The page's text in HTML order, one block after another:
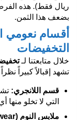
ريال فقط). هذه
بضعف هذا الثمن.
أقسام نعومي
التخفيضات
خلال متابعتنا لـ
تشهد إقبالاً كبيراً
قسم اللانجري:
التي لا تخلو منها
ملابس النوم (Sleepwear):